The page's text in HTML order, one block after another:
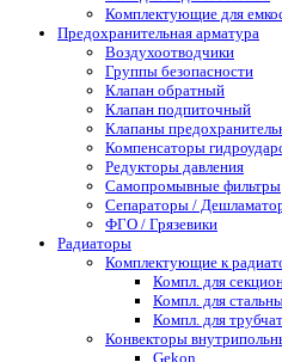
Комплектующие для
Предохранительная арматура
Воздухоотводчики
Группы безопасности
Клапан обратный
Клапан подпиточный
Клапаны
Компенсаторы
Редукторы давления
Самопромывные фильтры
Сепараторы /
ФГО / Грязевики
Радиаторы
Комплектующие к
Компл. для
Компл. для
Компл. для
Конвекторы
Gekon